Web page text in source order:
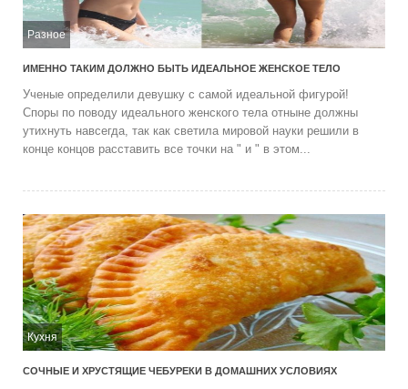
Разное
ИМЕННО ТАКИМ ДОЛЖНО БЫТЬ ИДЕАЛЬНОЕ ЖЕНСКОЕ ТЕЛО
Ученые определили девушку с самой идеальной фигурой!
Споры по поводу идеального женского тела отныне должны
утихнуть навсегда, так как светила мировой науки решили в
конце концов расставить все точки на " и " в этом...
Кухня
СОЧНЫЕ И ХРУСТЯЩИЕ ЧЕБУРЕКИ В ДОМАШНИХ УСЛОВИЯХ